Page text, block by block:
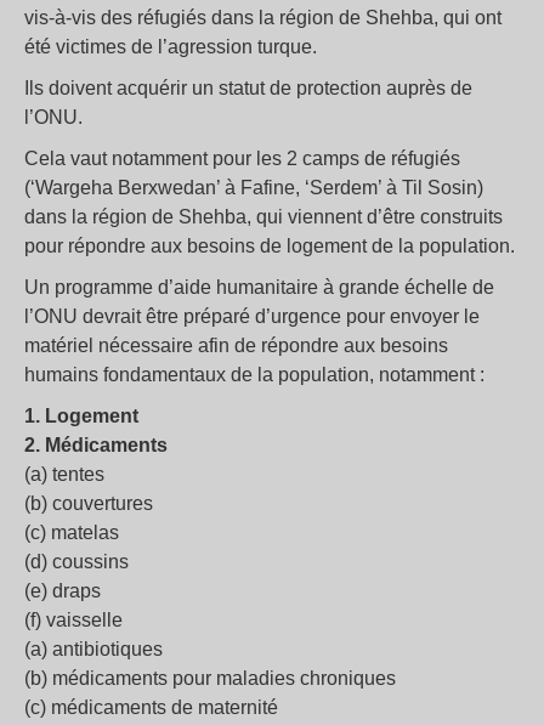
vis-à-vis des réfugiés dans la région de Shehba, qui ont
été victimes de l’agression turque.
Ils doivent acquérir un statut de protection auprès de
l’ONU.
Cela vaut notamment pour les 2 camps de réfugiés
(‘Wargeha Berxwedan’ à Fafine, ‘Serdem’ à Til Sosin)
dans la région de Shehba, qui viennent d’être construits
pour répondre aux besoins de logement de la population.
Un programme d’aide humanitaire à grande échelle de
l’ONU devrait être préparé d’urgence pour envoyer le
matériel nécessaire afin de répondre aux besoins
humains fondamentaux de la population, notamment :
1. Logement
2. Médicaments
(a) tentes
(b) couvertures
(c) matelas
(d) coussins
(e) draps
(f) vaisselle
(a) antibiotiques
(b) médicaments pour maladies chroniques
(c) médicaments de maternité